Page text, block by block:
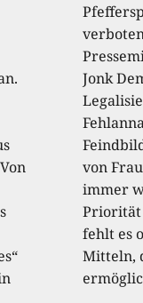
Jonk
von
immer
Priorität
fehlt es
Mitteln,